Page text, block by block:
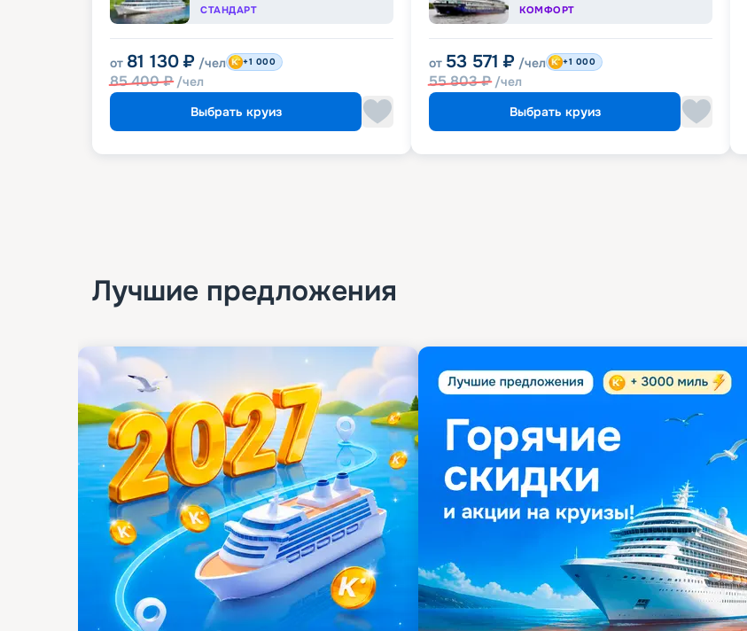
СТАНДАРТ
от 81 130 ₽ /чел
85 400₽ /чел
+1 000
Выбрать круиз
КОМФОРТ
от 53 571 ₽ /чел
55 803₽ /чел
+1 000
Выбрать круиз
Лучшие предложения